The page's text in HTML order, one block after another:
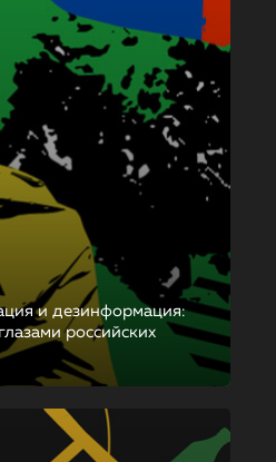
и дезинформация:
российских